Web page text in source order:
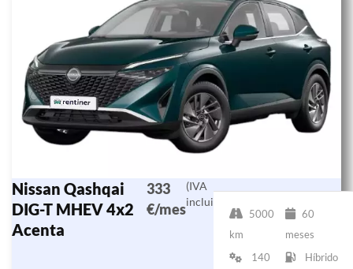
Nissan Qashqai
DIG-T MHEV 4x2
Acenta
333
€/mes
(IVA
incluido)
5000
km
60
meses
140
Híbrido